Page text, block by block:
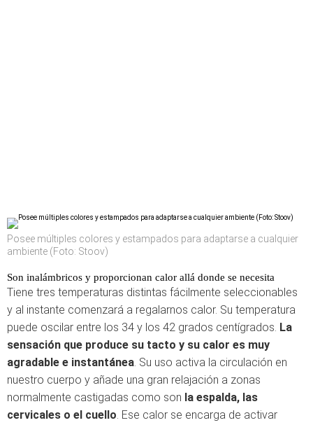
Posee múltiples colores y estampados para adaptarse a cualquier
ambiente (Foto: Stoov)
Son inalámbricos y proporcionan calor allá donde se necesita
Tiene tres temperaturas distintas fácilmente seleccionables
y al instante comenzará a regalarnos calor. Su temperatura
puede oscilar entre los 34 y los 42 grados centígrados. La
sensación que produce su tacto y su calor es muy
agradable e instantánea. Su uso activa la circulación en
nuestro cuerpo y añade una gran relajación a zonas
normalmente castigadas como son la espalda, las
cervicales o el cuello. Ese calor se encarga de activar